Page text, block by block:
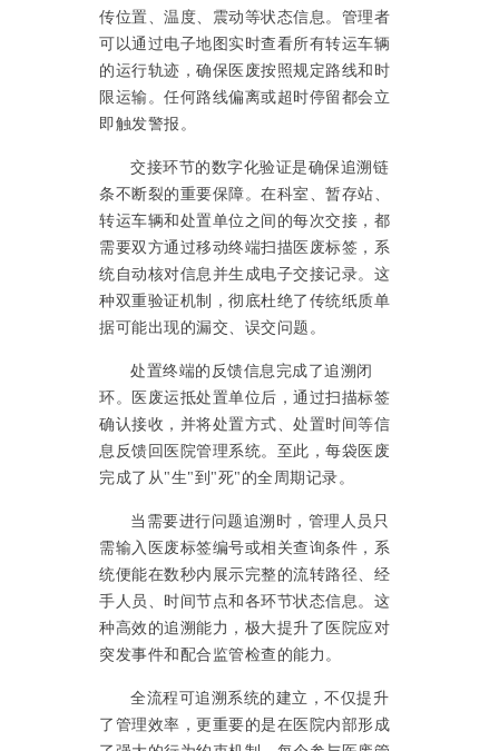
传位置、温度、震动等状态信息。管理者
可以通过电子地图实时查看所有转运车辆
的运行轨迹，确保医废按照规定路线和时
限运输。任何路线偏离或超时停留都会立
即触发警报。
交接环节的数字化验证是确保追溯链
条不断裂的重要保障。在科室、暂存站、
转运车辆和处置单位之间的每次交接，都
需要双方通过移动终端扫描医废标签，系
统自动核对信息并生成电子交接记录。这
种双重验证机制，彻底杜绝了传统纸质单
据可能出现的漏交、误交问题。
处置终端的反馈信息完成了追溯闭
环。医废运抵处置单位后，通过扫描标签
确认接收，并将处置方式、处置时间等信
息反馈回医院管理系统。至此，每袋医废
完成了从"生"到"死"的全周期记录。
当需要进行问题追溯时，管理人员只
需输入医废标签编号或相关查询条件，系
统便能在数秒内展示完整的流转路径、经
手人员、时间节点和各环节状态信息。这
种高效的追溯能力，极大提升了医院应对
突发事件和配合监管检查的能力。
全流程可追溯系统的建立，不仅提升
了管理效率，更重要的是在医院内部形成